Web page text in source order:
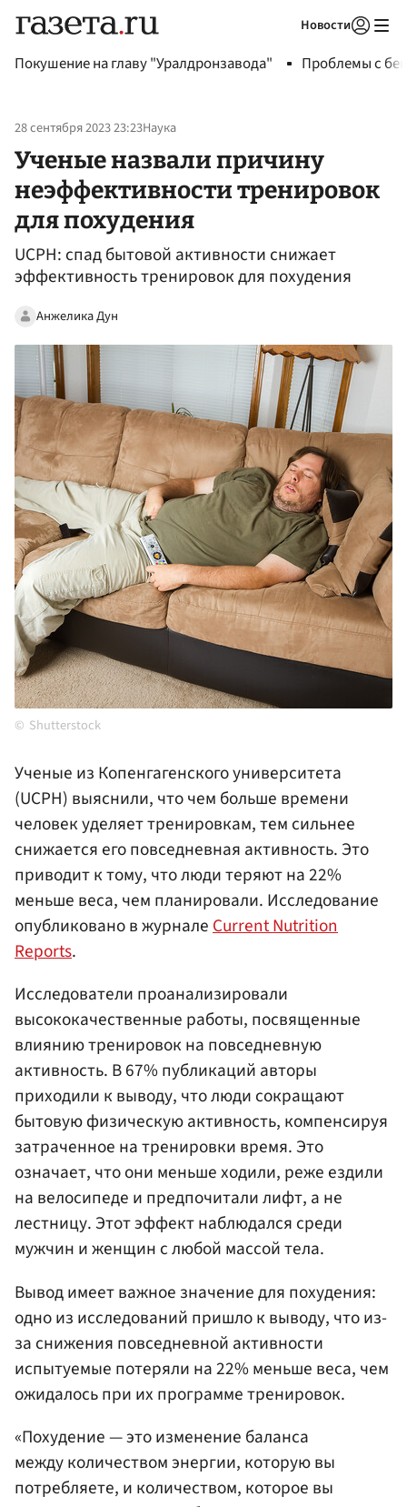
Новости
Покушение на главу "Уралдронзавода" Проблемы с
28 сентября 2023 23:23Наука
Ученые назвали причину
неэффективности тренировок
для похудения
UCPH: спад бытовой активности снижает
эффективность тренировок для похудения
Анжелика Дун
Shutterstock
Ученые из Копенгагенского университета
(UCPH) выяснили, что чем больше времени
человек уделяет тренировкам, тем сильнее
снижается его повседневная активность. Это
приводит к тому, что люди теряют на 22%
меньше веса, чем планировали. Исследование
опубликовано в журналеCurrent Nutrition
Reports.
Исследователи проанализировали
высококачественные работы, посвященные
влиянию тренировок на повседневную
активность. В 67% публикаций авторы
приходили к выводу, что люди сокращают
бытовую физическую активность, компенсируя
затраченное на тренировки время. Это
означает, что они меньше ходили, реже ездили
на велосипеде и предпочитали лифт, а не
лестницу. Этот эффект наблюдался среди
мужчин и женщин с любой массой тела.
Вывод имеет важное значение для похудения:
одно из исследований пришло к выводу, что из-
за снижения повседневной активности
испытуемые потеряли на 22% меньше веса, чем
ожидалось при их программе тренировок.
«Похудение — это изменение баланса
между количеством энергии, которую вы
потребляете, и количеством, которое вы